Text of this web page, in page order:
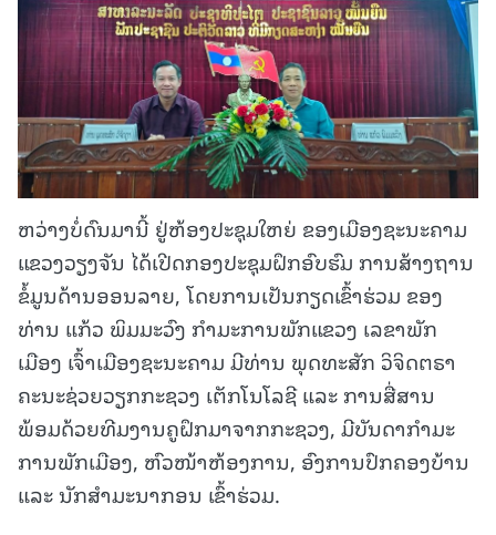
ຫວ່າງບໍ່ດົນມານີ້ ຢູ່ຫ້ອງປະຊຸມໃຫຍ່ ຂອງເມືອງຊະນະຄາມ
ແຂວງວຽງຈັນ ໄດ້ເປີດກອງປະຊຸມຝຶກອົບຮົມ ການສ້າງຖານ
ຂໍ້ມູນດ້ານອອນລາຍ, ໂດຍການເປັນກຽດເຂົ້າຮ່ວມ ຂອງ
ທ່ານ ແກ້ວ ພິມມະວົງ ກຳມະການພັກແຂວງ ເລຂາພັກ
ເມືອງ ເຈົ້າເມືອງຊະນະຄາມ ມີທ່ານ ພຸດທະສັກ ວິຈິດຕຣາ
ຄະນະຊ່ວຍວຽກກະຊວງ ເຕັກໂນໂລຊີ ແລະ ການສື່ສານ
ພ້ອມດ້ວຍທີມງານຄູຝຶກມາຈາກກະຊວງ, ມີບັນດາກໍາມະ
ການພັກເມືອງ, ຫົວໜ້າຫ້ອງການ, ອົງການປົກຄອງບ້ານ
ແລະ ນັກສຳມະນາກອນ ເຂົ້າຮ່ວມ.